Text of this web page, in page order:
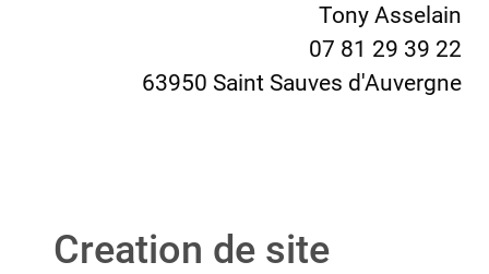
Tony Asselain
07 81 29 39 22
63950 Saint Sauves d'Auvergne
Creation de site